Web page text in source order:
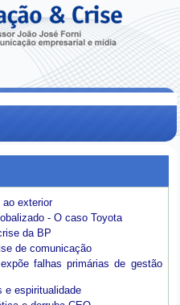
exterior
- O caso Toyota
da BP
de comunicação
falhas primárias de gestão
e espiritualidade